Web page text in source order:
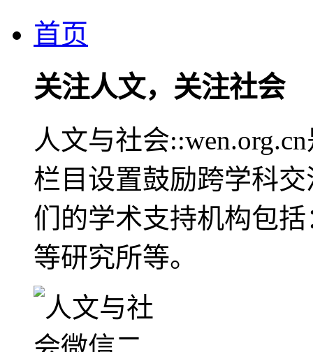
首页
关注人文，关注社会
人文与社会
栏目设置鼓励跨学科
们的学术支持机构包
等研究所等。